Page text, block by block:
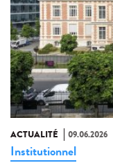
ACTUALITÉ 09.06.2026
Institutionnel